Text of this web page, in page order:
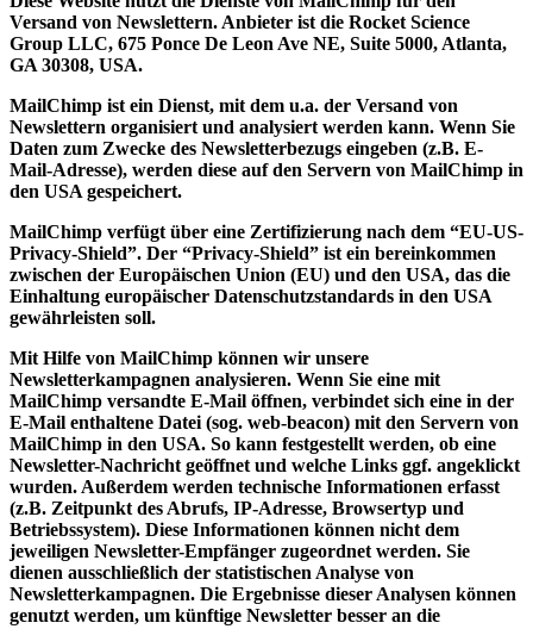
Versand von Newslettern. Anbieter ist die Rocket Science
Group LLC, 675 Ponce De Leon Ave NE, Suite 5000, Atlanta,
GA 30308, USA.
MailChimp ist ein Dienst, mit dem u.a. der Versand von
Newslettern organisiert und analysiert werden kann. Wenn Sie
Daten zum Zwecke des Newsletterbezugs eingeben (z.B. E-
Mail-Adresse), werden diese auf den Servern von MailChimp in
den USA gespeichert.
MailChimp verfügt über eine Zertifizierung nach dem “EU-US-
Privacy-Shield”. Der “Privacy-Shield” ist ein bereinkommen
zwischen der Europäischen Union (EU) und den USA, das die
Einhaltung europäischer Datenschutzstandards in den USA
gewährleisten soll.
Mit Hilfe von MailChimp können wir unsere
Newsletterkampagnen analysieren. Wenn Sie eine mit
MailChimp versandte E-Mail öffnen, verbindet sich eine in der
E-Mail enthaltene Datei (sog. web-beacon) mit den Servern von
MailChimp in den USA. So kann festgestellt werden, ob eine
Newsletter-Nachricht geöffnet und welche Links ggf. angeklickt
wurden. Außerdem werden technische Informationen erfasst
(z.B. Zeitpunkt des Abrufs, IP-Adresse, Browsertyp und
Betriebssystem). Diese Informationen können nicht dem
jeweiligen Newsletter-Empfänger zugeordnet werden. Sie
dienen ausschließlich der statistischen Analyse von
Newsletterkampagnen. Die Ergebnisse dieser Analysen können
genutzt werden, um künftige Newsletter besser an die